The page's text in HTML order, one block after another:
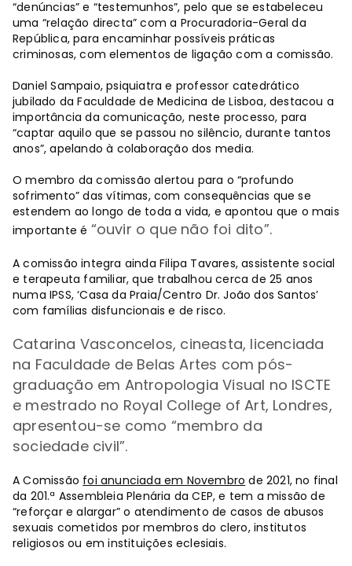
“denúncias” e “testemunhos”, pelo que se estabeleceu
uma “relação directa” com a Procuradoria-Geral da
República, para encaminhar possíveis práticas
criminosas, com elementos de ligação com a comissão.
Daniel Sampaio, psiquiatra e professor catedrático
jubilado da Faculdade de Medicina de Lisboa, destacou a
importância da comunicação, neste processo, para
“captar aquilo que se passou no silêncio, durante tantos
anos”, apelando à colaboração dos media.
O membro da comissão alertou para o “profundo
sofrimento” das vítimas, com consequências que se
estendem ao longo de toda a vida, e apontou que o mais
importante é “ouvir o que não foi dito”.
A comissão integra ainda Filipa Tavares, assistente social
e terapeuta familiar, que trabalhou cerca de 25 anos
numa IPSS, ‘Casa da Praia/Centro Dr. João dos Santos’
com famílias disfuncionais e de risco.
Catarina Vasconcelos, cineasta, licenciada
na Faculdade de Belas Artes com pós-
graduação em Antropologia Visual no ISCTE
e mestrado no Royal College of Art, Londres,
apresentou-se como “membro da
sociedade civil”.
A Comissão foi anunciada em Novembro de 2021, no final
da 201.ª Assembleia Plenária da CEP, e tem a missão de
“reforçar e alargar” o atendimento de casos de abusos
sexuais cometidos por membros do clero, institutos
religiosos ou em instituições eclesiais.